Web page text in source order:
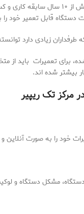
تمامی تکنسین های
دستگاه قابل تعمیر خود
زیادی دارد
برای تعمیرات باید
بیشتر شده اند.
مرکز تک ریپیر
خود را به صورت آنلاین و
دستگاه، مشکل دستگاه و